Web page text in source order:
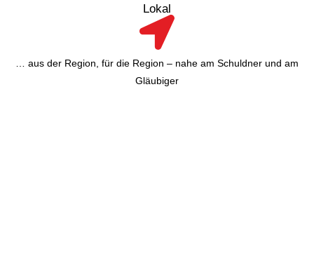
Lokal
… aus der Region, für die Region – nahe am Schuldner und am
Gläubiger